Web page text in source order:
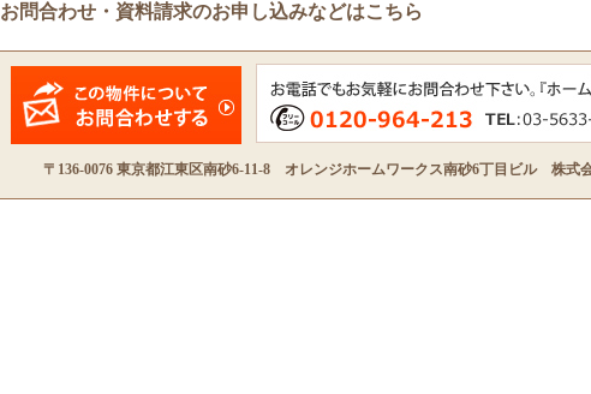
お問合わせ・資料請求のお申し込みなどはこちら
〒136-0076 東京都江東区南砂6-11-8 オレンジホームワークス南砂6丁目ビル 株式